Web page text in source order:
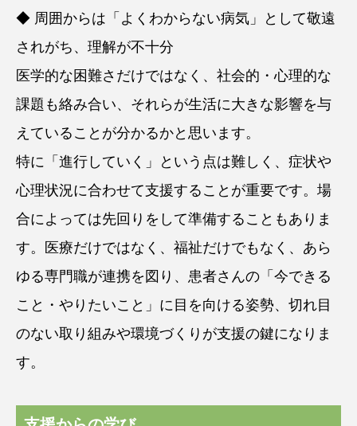
◆ 周囲からは「よくわからない病気」として敬遠
されがち、理解が不十分
医学的な困難さだけではなく、社会的・心理的な
課題も絡み合い、それらが生活に大きな影響を与
えていることが分かるかと思います。
特に「進行していく」という点は難しく、症状や
心理状況に合わせて支援することが重要です。場
合によっては先回りをして準備することもありま
す。医療だけではなく、福祉だけでもなく、あら
ゆる専門職が連携を図り、患者さんの「今できる
こと・やりたいこと」に目を向ける姿勢、切れ目
のない取り組みや環境づくりが支援の鍵になりま
す。